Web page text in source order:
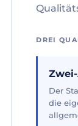
DREI
Der
die